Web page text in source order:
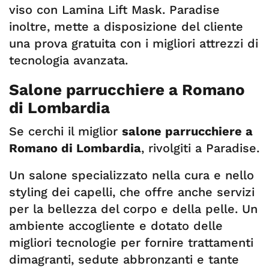
viso con Lamina Lift Mask. Paradise
inoltre, mette a disposizione del cliente
una prova gratuita con i migliori attrezzi di
tecnologia avanzata.
Salone parrucchiere a Romano
di Lombardia
Se cerchi il miglior salone parrucchiere a
Romano di Lombardia, rivolgiti a Paradise.
Un salone specializzato nella cura e nello
styling dei capelli, che offre anche servizi
per la bellezza del corpo e della pelle. Un
ambiente accogliente e dotato delle
migliori tecnologie per fornire trattamenti
dimagranti, sedute abbronzanti e tante